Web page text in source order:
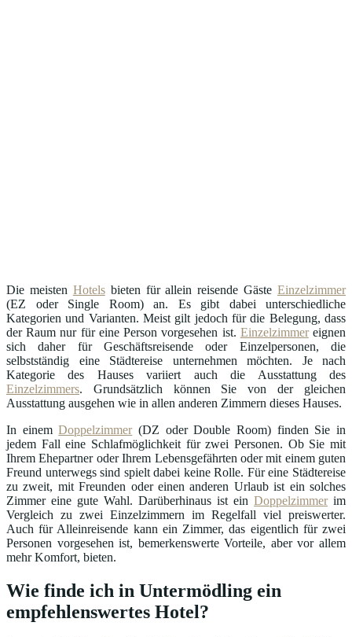
Die meisten Hotelsbieten für allein reisende Gäste Einzelzimmer
(EZ oder Single Room) an. Es gibt dabei unterschiedliche
Kategorien und Varianten. Meist gilt jedoch für die Belegung, dass
der Raum nur für eine Person vorgesehen ist. Einzelzimmereignen
sich daher für Geschäftsreisende oder Einzelpersonen, die
selbstständig eine Städtereise unternehmen möchten. Je nach
Kategorie des Hauses variiert auch die Ausstattung des
Einzelzimmers. Grundsätzlich können Sie von der gleichen
Ausstattung ausgehen wie in allen anderen Zimmern dieses Hauses.
In einemDoppelzimmer(DZ oder Double Room) finden Sie in
jedem Fall eine Schlafmöglichkeit für zwei Personen. Ob Sie mit
Ihrem Ehepartner oder Ihrem Lebensgefährten oder mit einem guten
Freund unterwegs sind spielt dabei keine Rolle. Für eine Städtereise
zu zweit, mit Freunden oder einen anderen Urlaub ist ein solches
Zimmer eine gute Wahl. Darüberhinaus ist ein Doppelzimmerim
Vergleich zu zwei Einzelzimmern im Regelfall viel preiswerter.
Auch für Alleinreisende kann ein Zimmer, das eigentlich für zwei
Personen vorgesehen ist, bemerkenswerte Vorteile, aber vor allem
mehr Komfort, bieten.
Wie finde ich in Untermödling ein
empfehlenswertes Hotel?